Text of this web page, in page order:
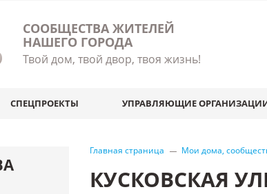
СООБЩЕСТВА ЖИТЕЛЕЙ
НАШЕГО ГОРОДА
Твой дом, твой двор, твоя жизнь!
СПЕЦПРОЕКТЫ УПРАВЛЯЮЩИЕ
Главная страница Мои дома,
КУСКОВСКАЯ